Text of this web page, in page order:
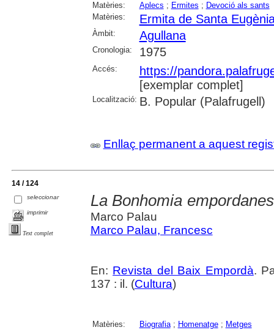
Matèries: Aplecs ; Ermites ; Devoció als sants
Matèries:
Ermita de Santa
Àmbit: Agullana
Cronologia: 1975
Accés:
https://
[exemplar complet]
Localització: B. Popular (Palafrugell)
Enllaç permanent a aquest
14 / 124
seleccionar
imprimir
Text complet
La Bonhomia
Marco Palau
Marco Palau, Francesc
En: Revista del Baix Empordà.
137 : il. (Cultura)
Matèries: Biografia; Homenatge; Metges